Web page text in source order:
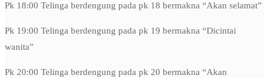
Pk 18:00 Telinga berdengung pada pk 18 bermakna “Akan selamat”
Pk 19:00 Telinga berdengung pada pk 19 bermakna “Dicintai
wanita”
Pk 20:00 Telinga berdengung pada pk 20 bermakna “Akan